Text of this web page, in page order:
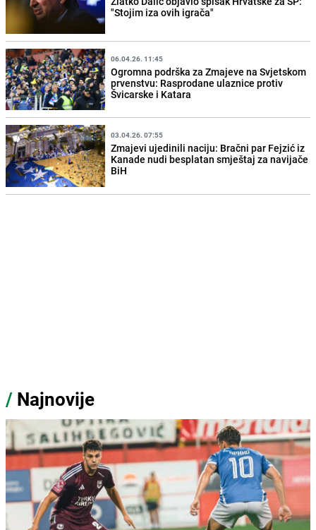
"Stojim iza ovih igrača"
06.04.26. 11:45
Ogromna podrška za Zmajeve na Svjetskom
prvenstvu: Rasprodane ulaznice protiv
Švicarske i Katara
03.04.26. 07:55
Zmajevi ujedinili naciju: Bračni par Fejzić iz
Kanade nudi besplatan smještaj za navijače
BiH
/ Najnovije